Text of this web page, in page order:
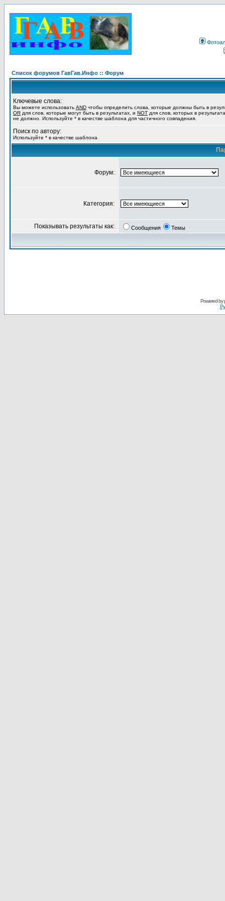
Список форумов ГавГав.Инфо :: Форум
Ключевые слова:
Вы можете использовать AND чтобы определить слова, которые должны быть в
OR для слов, которые могут быть в результатах, и NOT для слов, которых в
не должно. Используйте * в качестве шаблона для частичного совпадения.
Поиск по автору:
Используйте * в качестве шаблона
Форум:
Категория:
Показывать результаты как: Сообщения Темы
Powered by